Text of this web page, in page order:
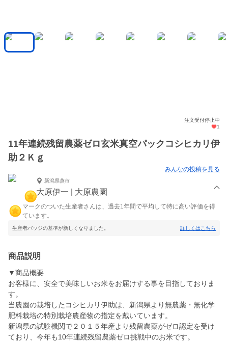
注文受付停止中
1
11年連続残留農薬ゼロ玄米真空パックコシヒカリ伊
助２Ｋｇ
みんなの投稿を見る
新潟県燕市
大原伊一 | 大原農園
マークのついた生産者さんは、過去1年間で平均して特に高い評価を得
ています。
生産者バッジの基準が新しくなりました。 詳しくはこちら
商品説明
▼商品概要
お客様に、安全で美味しいお米をお届けする事を目指しておりま
す。
当農園の栽培したコシヒカリ伊助は、新潟県より無農薬・無化学
肥料栽培の特別栽培農産物の指定を戴いています。
新潟県の試験機関で２０１５年産より残留農薬がゼロ認定を受け
ており、今年も10年連続残留農薬ゼロ挑戦中のお米です。